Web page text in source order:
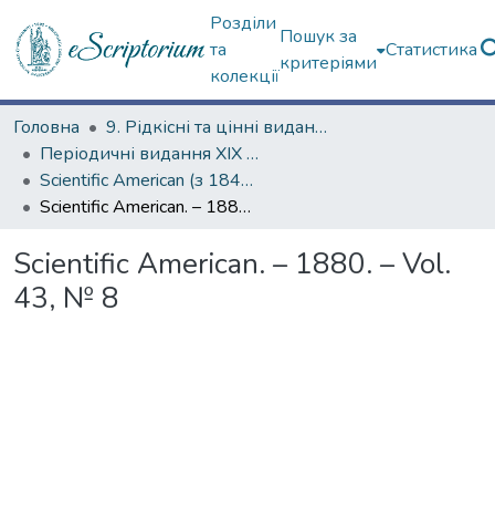
Розділи
та
колекції
Пошук за
критеріями
Статистика
Головна
9. Рідкісні та цінні видання
Періодичні видання ХІХ ст.
Scientific American (з 1845 р.)
Scientific American. – 1880. – Vol. 43, № 8
Scientific American. – 1880. – Vol.
43, № 8